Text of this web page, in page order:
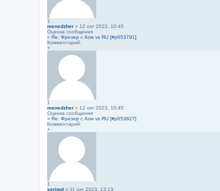
1
menedzher » 12 окт 2023, 10:45
Оценка сообщения
» Re: Фрезер с Али vs RU [#p653791]
Комментарий:
+
1
menedzher » 12 окт 2023, 10:45
Оценка сообщения
» Re: Фрезер с Али vs RU [#p653827]
Комментарий:
+
1
serjmd » 11 окт 2023, 13:13